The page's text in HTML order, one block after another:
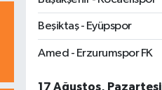
Beşiktaş - Eyüpspor
Amed - Erzurumspor FK
17 Ağustos, Pazartesi